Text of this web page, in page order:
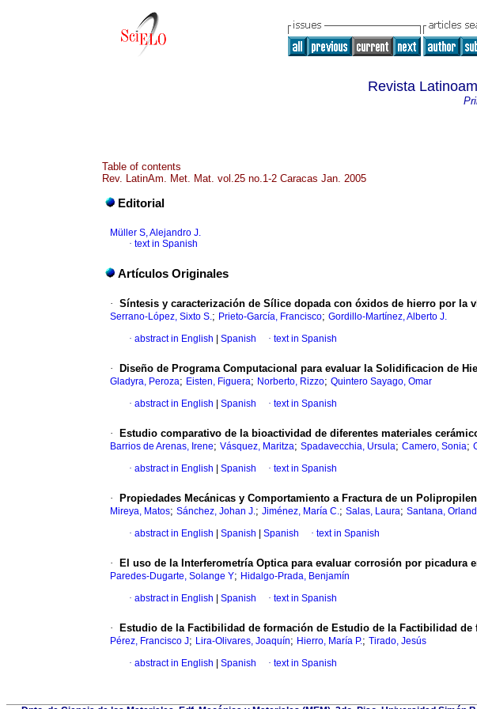
Revista
Table of contents
Rev. LatinAm. Met. Mat. vol.25 no.1-2 Caracas Jan. 2005
Editorial
Müller S, Alejandro J.
· text in Spanish
Artículos Originales
· Síntesis y caracterización de Sílice dopada con óxidos de hierro por la
Serrano-López, Sixto S.; Prieto-García, Francisco; Gordillo-Martínez, Alberto J.
· abstract in English Spanish · text in Spanish
· Diseño de Programa Computacional para evaluar la Solidificacion de
Gladyra, Peroza; Eisten, Figuera; Norberto, Rizzo; Quintero Sayago, Omar
· abstract in English Spanish · text in Spanish
· Estudio comparativo de la bioactividad de diferentes materiales
Barrios de Arenas, Irene; Vásquez, Maritza; Spadavecchia, Ursula; Camero, Sonia;
· abstract in English Spanish · text in Spanish
· Propiedades Mecánicas y Comportamiento a Fractura de un
Mireya, Matos; Sánchez, Johan J.; Jiménez, María C.; Salas, Laura; Santana,
· abstract in English Spanish Spanish · text in Spanish
· El uso de la Interferometría Optica para evaluar corrosión por picadura
Paredes-Dugarte, Solange Y; Hidalgo-Prada, Benjamín
· abstract in English Spanish · text in Spanish
· Estudio de la Factibilidad de formación de Estudio de la Factibilidad
Pérez, Francisco J; Lira-Olivares, Joaquín; Hierro, María P.; Tirado, Jesús
· abstract in English Spanish · text in Spanish